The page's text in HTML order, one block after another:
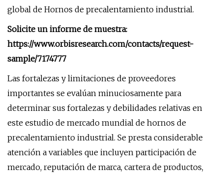
global de Hornos de precalentamiento industrial.
Solicite un informe de muestra:
https://www.orbisresearch.com/contacts/request-
sample/7174777
Las fortalezas y limitaciones de proveedores
importantes se evalúan minuciosamente para
determinar sus fortalezas y debilidades relativas en
este estudio de mercado mundial de hornos de
precalentamiento industrial. Se presta considerable
atención a variables que incluyen participación de
mercado, reputación de marca, cartera de productos,